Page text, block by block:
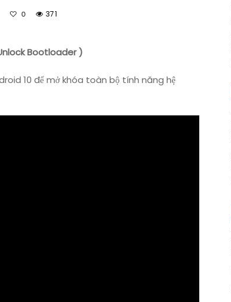
Huawei
Pro
0 371
Bootloader )
10 để mở khóa toàn bộ tính năng hệ